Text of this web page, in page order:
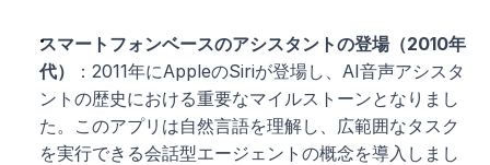
スマートフォンベースのアシスタントの登場（2010年
代）
：2011年にAppleのSiriが登場し、AI音声アシスタ
ントの歴史における重要なマイルストーンとなりまし
た。このアプリは自然言語を理解し、広範囲なタスク
を実行できる会話型エージェントの概念を導入しまし